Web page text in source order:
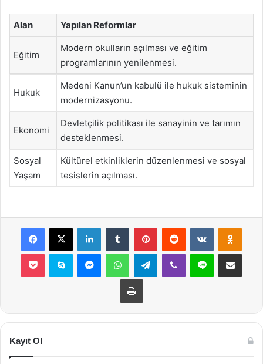
Alan Yapılan Reformlar
Eğitim
Modern okulların açılması ve eğitim
programlarının yenilenmesi.
Hukuk
Medeni Kanun’un kabulü ile hukuk sisteminin
modernizasyonu.
Ekonomi
Devletçilik politikası ile sanayinin ve tarımın
desteklenmesi.
Sosyal
Yaşam
Kültürel etkinliklerin düzenlenmesi ve sosyal
tesislerin açılması.
Facebook
X LinkedInTumblr PinterestReddit VKontakte
Pocket Skype MessengerWhatsAppTelegramViber Line E-Posta ile
Yazdır
Kayıt Ol